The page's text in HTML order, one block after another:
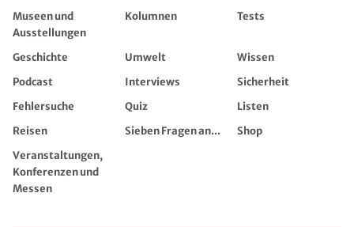
Museen und
Ausstellungen
Kolumnen Tests
Geschichte Umwelt
Wissen
Podcast
Interviews
Sicherheit
Fehlersuche
Quiz
Listen
Reisen
Sieben Fragen an...
Shop
Veranstaltungen,
Konferenzen und
Messen